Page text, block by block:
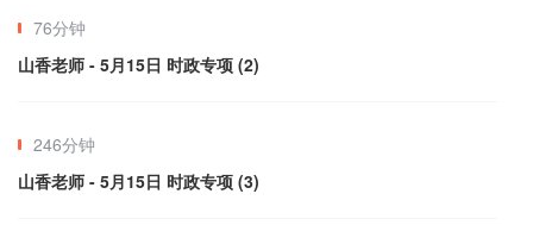
76分钟
山香老师 - 5月15日 时政专项 (2)
246分钟
山香老师 - 5月15日 时政专项 (3)